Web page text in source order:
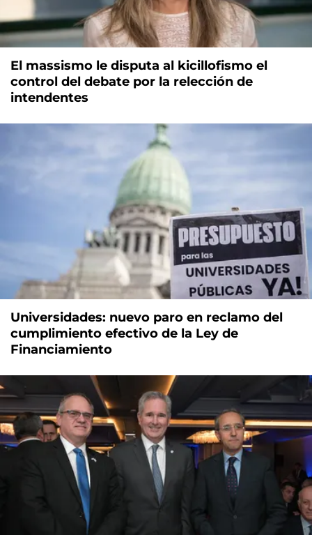
El massismo le disputa al kicillofismo el
control del debate por la relección de
intendentes
Universidades: nuevo paro en reclamo del
cumplimiento efectivo de la Ley de
Financiamiento